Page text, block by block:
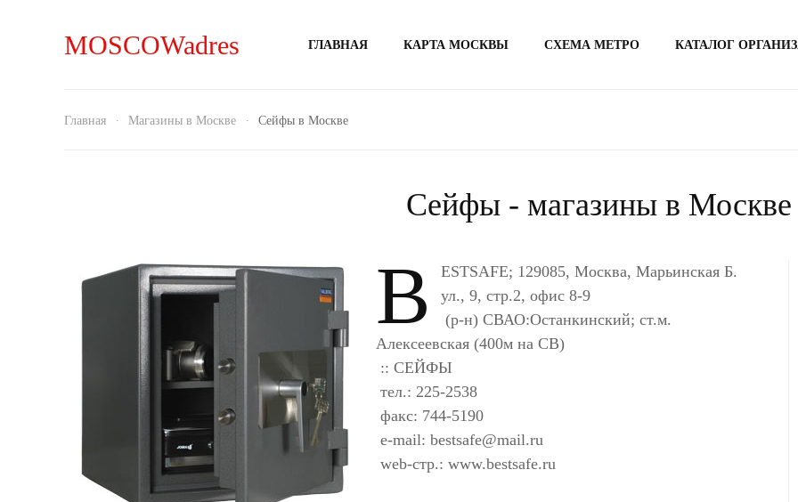
MOSCOWadres ГЛАВНАЯ КАРТА МОСКВЫ СХЕМА МЕТРО КАТАЛОГ
Главная Магазины в Москве Сейфы в Москве
Сейфы - магазины в Москве
B
ESTSAFE; 129085, Москва, Марьинская Б.
ул., 9, стр.2, офис 8-9
(р-н) СВАО:Останкинский; ст.м.
Алексеевская (400м на СВ)
:: СЕЙФЫ
тел.: 225-2538
факс: 744-5190
e-mail: bestsafe@mail.ru
web-стр.: www.bestsafe.ru